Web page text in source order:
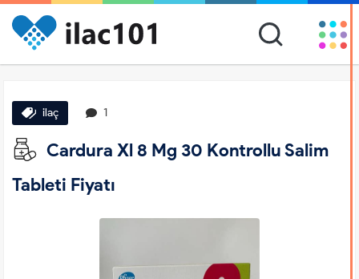
ilaç 1
Cardura Xl 8 Mg 30 Kontrollu Salim
Tableti Fiyatı